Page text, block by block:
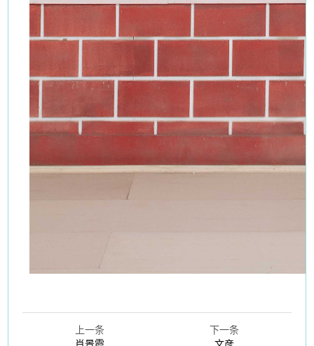
上一条
下一条